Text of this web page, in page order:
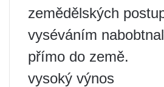
zemědělských
vyséváním
přímo do země.
vysoký výnos